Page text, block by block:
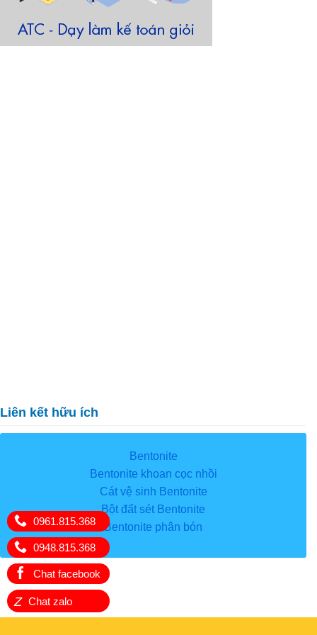
0961.815.368
0948.815.368
Chat facebook
Z Chat zalo
Liên kết hữu ích
Bentonite
Bentonite khoan cọc nhồi
Cát vệ sinh Bentonite
Bột đất sét Bentonite
Bentonite phân bón